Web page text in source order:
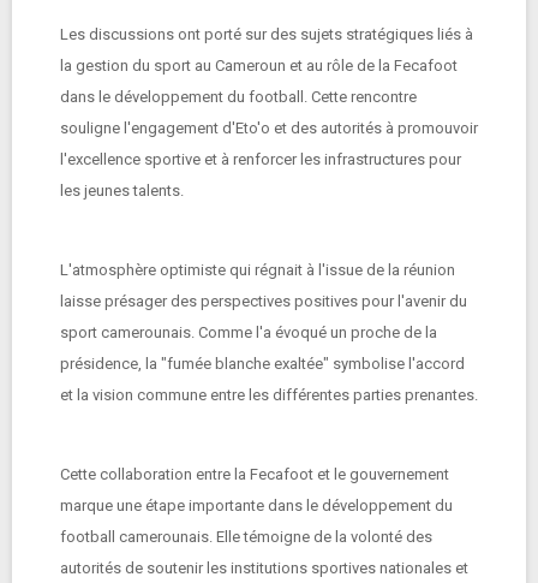
Les discussions ont porté sur des sujets stratégiques liés à
la gestion du sport au Cameroun et au rôle de la Fecafoot
dans le développement du football. Cette rencontre
souligne l'engagement d'Eto'o et des autorités à promouvoir
l'excellence sportive et à renforcer les infrastructures pour
les jeunes talents.
L'atmosphère optimiste qui régnait à l'issue de la réunion
laisse présager des perspectives positives pour l'avenir du
sport camerounais. Comme l'a évoqué un proche de la
présidence, la "fumée blanche exaltée" symbolise l'accord
et la vision commune entre les différentes parties prenantes.
Cette collaboration entre la Fecafoot et le gouvernement
marque une étape importante dans le développement du
football camerounais. Elle témoigne de la volonté des
autorités de soutenir les institutions sportives nationales et